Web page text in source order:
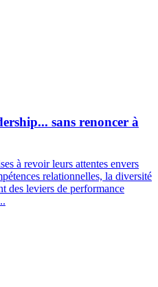
sans renoncer à
à revoir leurs attentes envers
relationnelles, la diversité
des leviers de performance